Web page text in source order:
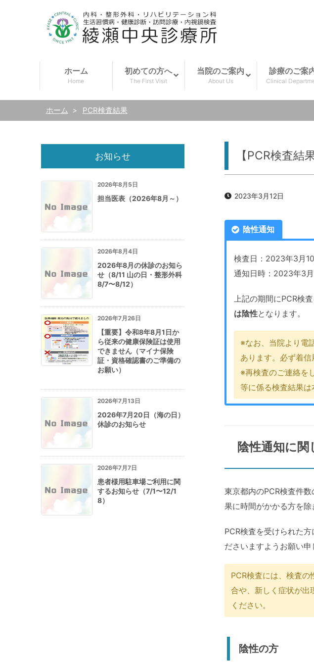
ホーム
Home
初めての方へ
The First Visit
当院のご案内
About Us
診療のご案
Clinical
ホーム > PCR検査結果
【PCR検査
2023年3月12日
陰性通知
検査日：2023年3月
通知日時：2023年3
上記の期間にPCR検
は陰性となります。
※なお、当院より電
あります。必ず着信
※再検査のご連絡を
等に係る検査結果は
陰性通知に関
東京都内のPCR検査件
果に時間がかかる方を除
PCR検査を受けられた
ださいますようお願い申
PCR検査には、検査
合や、新しく症状が出
ください。
陰性の方
お知らせ
2026年8月5日
担当医表（2026年8月～）
2026年8月4日
2026年8月の休診のお知ら
せ（8/11 山の日・整形外科
8/7〜8/12）
2026年7月26日
【重要】令和8年8月1日か
ら従来の健康保険証は使用
できません（マイナ保険
証・資格確認書のご準備の
お願い）
2026年7月13日
2026年7月20日（海の日）
休診のお知らせ
2026年7月7日
患者様用駐車場ご利用に関
するお知らせ（7/1〜12/1
8）